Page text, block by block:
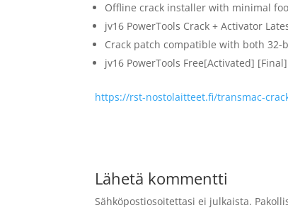
Offline crack installer with minimal
jv16 PowerTools Crack + Activator
Crack patch compatible with both
jv16 PowerTools Free[Activated] [Final]
https://rst-nostolaitteet.fi/transmac-
Lähetä kommentti
Sähköpostiosoitettasi ei julkaista.